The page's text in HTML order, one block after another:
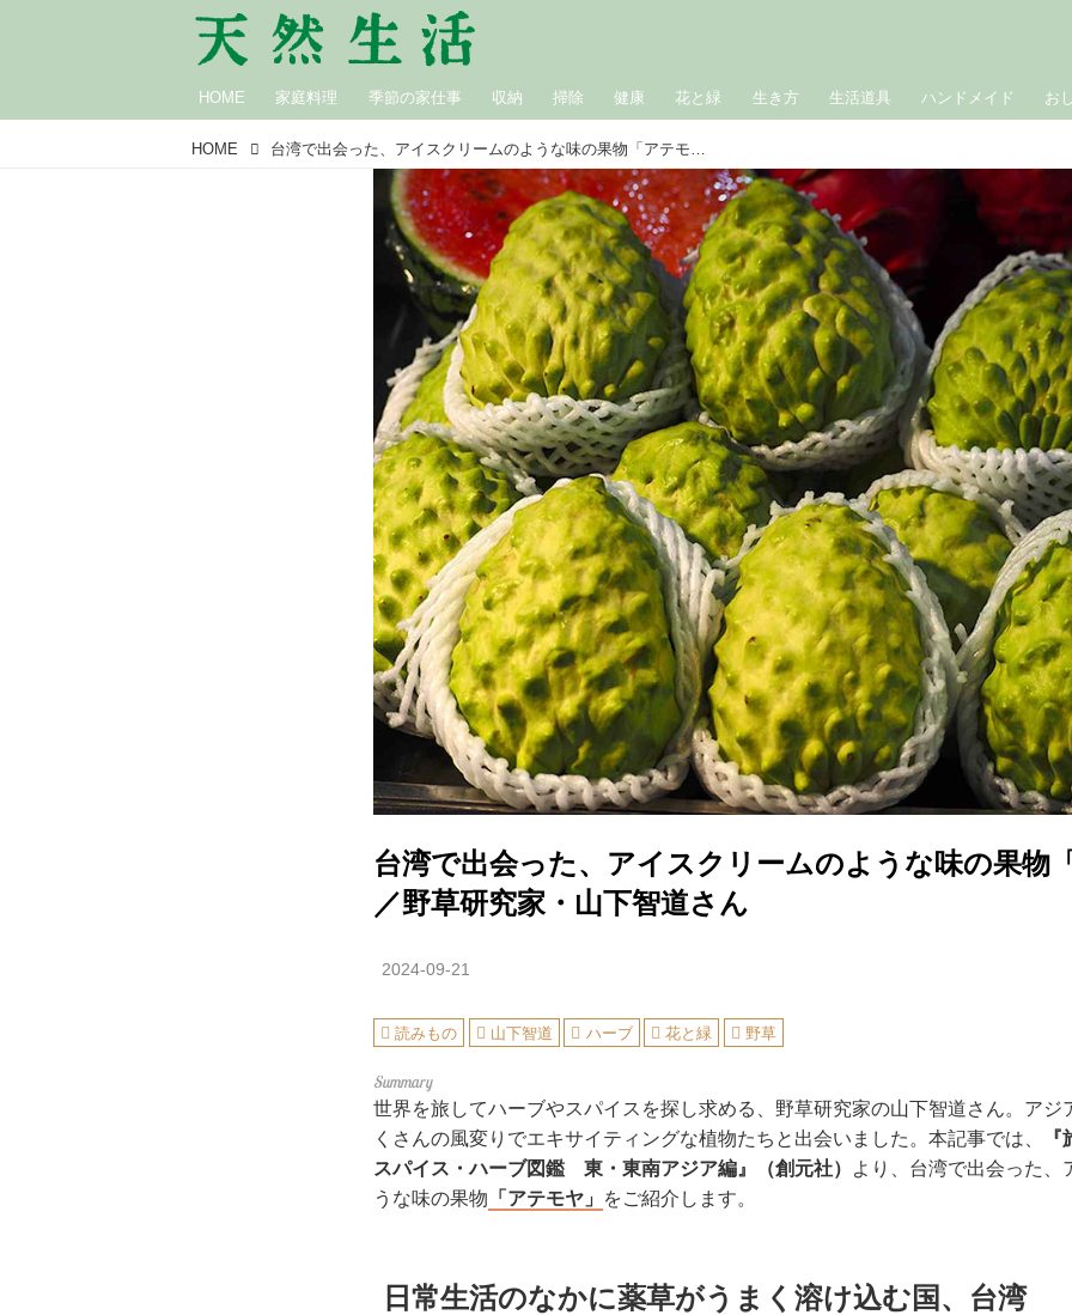
HOME 家庭料理 季節の家仕事 収納 掃除 健康 花と緑 生き方 生活道具 ハンドメイド お
HOME 台湾で出会った、アイスクリームのような味の果物「アテモヤ」／野草研究家・山下智道さん
台湾で出会った、アイスクリームのような味の果物
／野草研究家・山下智道さん
2024-09-21
読みもの 山下智道 ハーブ 花と緑 野草
世界を旅してハーブやスパイスを探し求める、野草研究家の山下智道さん。アジ
くさんの風変りでエキサイティングな植物たちと出会いました。本記事では、
スパイス・ハーブ図鑑 東・東南アジア編』（創元社）
より、台湾で出会った、
うな味の果物 「アテモヤ」 をご紹介します。
日常生活のなかに薬草がうまく溶け込む国、台湾